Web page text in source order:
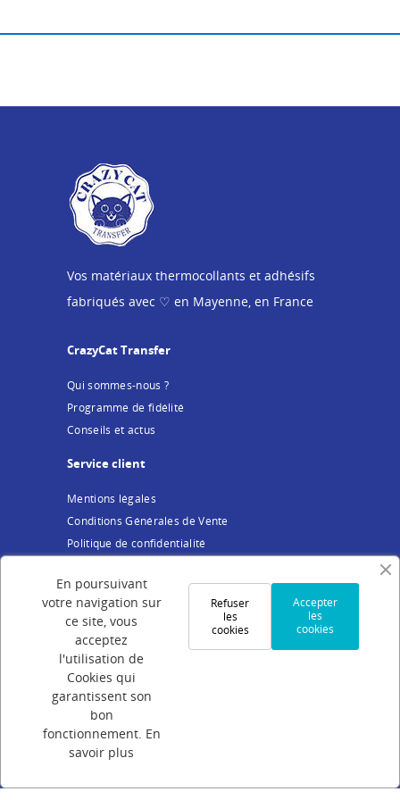
Vos matériaux thermocollants et adhésifs
fabriqués avec ♡ en Mayenne, en France
CrazyCat Transfer
Qui sommes-nous ?
Programme de fidélité
Conseils et actus
Service client
Mentions légales
Conditions Générales de Vente
Politique de confidentialité
Votre compte
Connexion
Création de compte
Suivi de commande
Programme de parrainage
En poursuivant
votre navigation sur
ce site, vous
acceptez
l'utilisation de
Cookies qui
garantissent son
bon
fonctionnement. En
savoir plus
Accepter
les
cookies
Refuser
les
cookies